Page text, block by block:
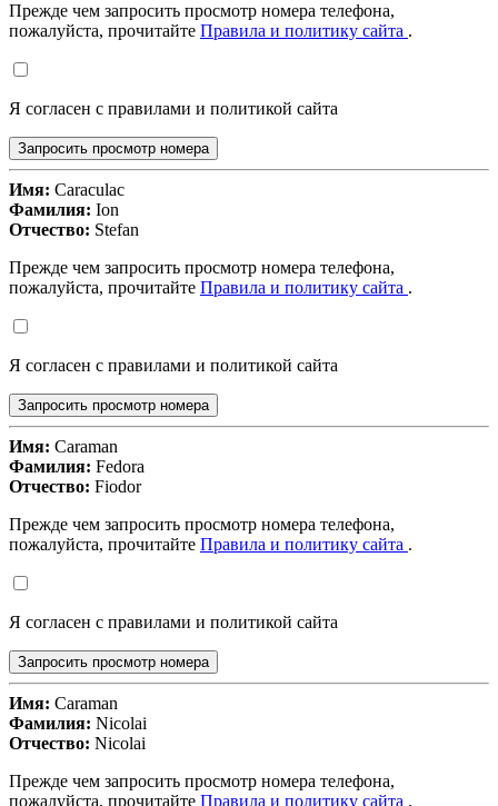
Прежде чем запросить просмотр номера телефона,
пожалуйста, прочитайте Правила и политику сайта .
Я согласен с правилами и политикой сайта
Запросить просмотр номера
Имя: Caraculac
Фамилия: Ion
Отчество: Stefan
Прежде чем запросить просмотр номера телефона,
пожалуйста, прочитайте Правила и политику сайта .
Я согласен с правилами и политикой сайта
Запросить просмотр номера
Имя: Caraman
Фамилия: Fedora
Отчество: Fiodor
Прежде чем запросить просмотр номера телефона,
пожалуйста, прочитайте Правила и политику сайта .
Я согласен с правилами и политикой сайта
Запросить просмотр номера
Имя: Caraman
Фамилия: Nicolai
Отчество: Nicolai
Прежде чем запросить просмотр номера телефона,
пожалуйста, прочитайте Правила и политику сайта .